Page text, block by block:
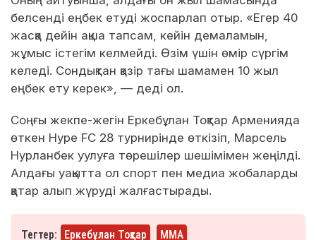
белсенді еңбек етуді жоспарлап отыр. «Егер 40
жасқа дейін ақша тапсам, кейін демаламын,
жұмыс істегім келмейді. Өзім үшін өмір сүргім
келеді. Сондықтан қазір тағы шамамен 10 жыл
еңбек ету керек», — деді ол.
Соңғы жекпе-жегін Еркебұлан Тоқтар Арменияда
өткен Hype FC 28 турнирінде өткізіп, Марсель
Нурланбек уулуға төрешілер шешімімен жеңілді.
Алдағы уақытта ол спорт пен медиа жобаларды
қатар алып жүруді жалғастырады.
Тегтер: Еркебұлан Тоқтар ММА